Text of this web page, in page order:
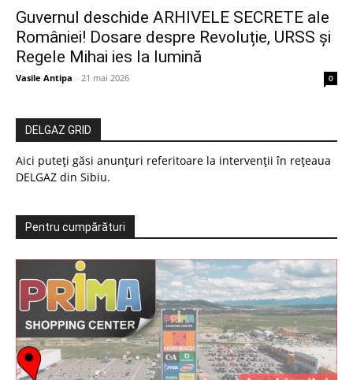
Guvernul deschide ARHIVELE SECRETE ale
României! Dosare despre Revoluție, URSS și
Regele Mihai ies la lumină
Vasile Antipa - 21 mai 2026 0
DELGAZ GRID
Aici puteți găsi anunțuri referitoare la intervenții în rețeaua
DELGAZ din Sibiu.
Pentru cumpărături